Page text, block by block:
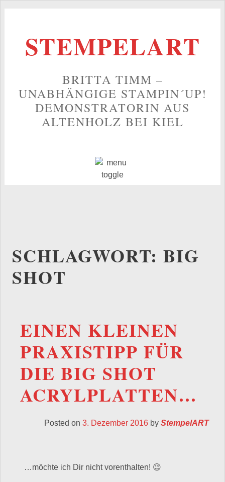
STEMPELART
BRITTA TIMM –
UNABHÄNGIGE STAMPIN´UP!
DEMONSTRATORIN AUS
ALTENHOLZ BEI KIEL
SCHLAGWORT: BIG
SHOT
EINEN KLEINEN
PRAXISTIPP FÜR
DIE BIG SHOT
ACRYLPLATTEN…
Posted on 3. Dezember 2016 by StempelART
…möchte ich Dir nicht vorenthalten! 😉